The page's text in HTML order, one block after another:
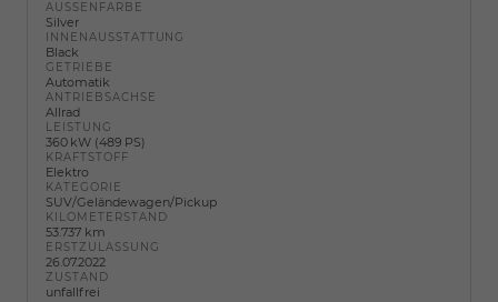
AUSSENFARBE
Silver
INNENAUSSTATTUNG
Black
GETRIEBE
Automatik
ANTRIEBSACHSE
Allrad
LEISTUNG
360 kW (489 PS)
KRAFTSTOFF
Elektro
KATEGORIE
SUV/Geländewagen/Pickup
KILOMETERSTAND
53.737 km
ERSTZULASSUNG
26.07.2022
ZUSTAND
unfallfrei